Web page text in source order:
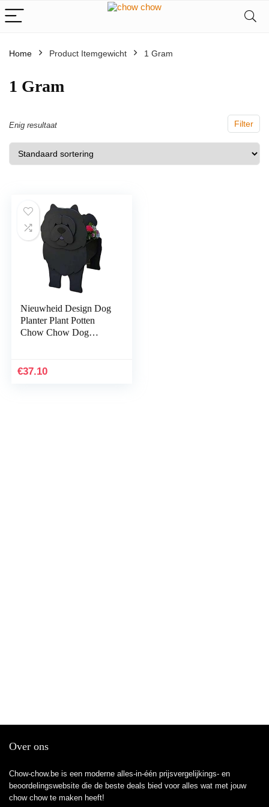
Home Product Itemgewicht ‎1 Gram
‎1 Gram
Filter
Enig resultaat
Nieuwheid Design Dog
Planter Plant Potten
Chow Chow Dog
Bloempot for potplanten
€37.10
Over ons
Chow-chow.be is een moderne alles-in-één prijsvergelijkings- en
beoordelingswebsite die de beste deals bied voor alles wat met jouw
chow chow te maken heeft!